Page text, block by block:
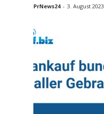
PrNews24 - 3. August 2023